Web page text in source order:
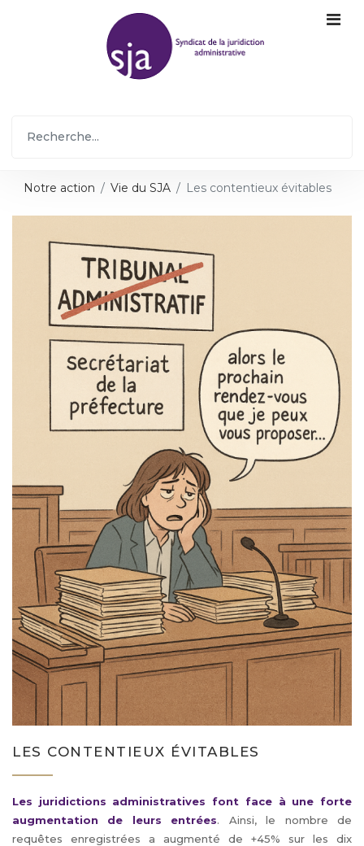
Notre action Vie du SJA Les contentieux évitables
LES CONTENTIEUX ÉVITABLES
Les juridictions administratives font face à une forte
augmentation de leurs entrées. Ainsi, le nombre de
requêtes enregistrées a augmenté de +45% sur les dix